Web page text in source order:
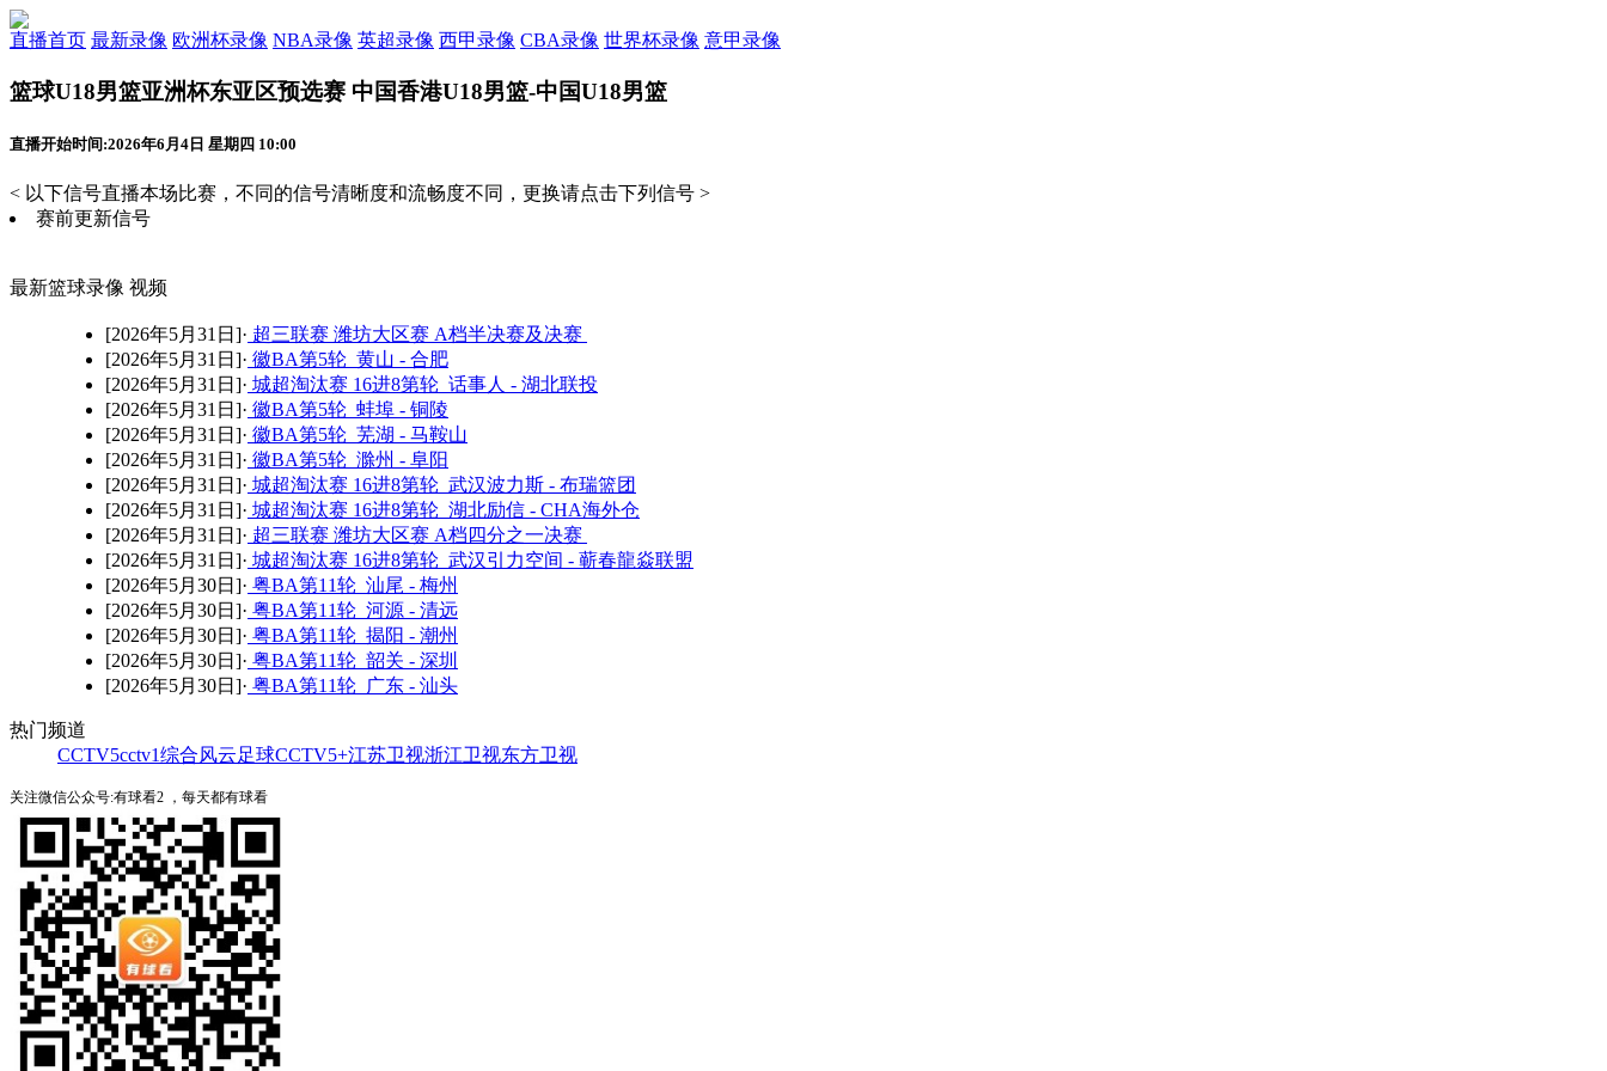
直播首页 最新录像 欧洲杯录像 NBA录像 英超录像 西甲录像 CBA录像 世界杯录像 意甲录像
篮球U18男篮亚洲杯东亚区预选赛 中国香港U18男篮-中国U18男篮
直播开始时间:2026年6月4日 星期四 10:00
< 以下信号直播本场比赛，不同的信号清晰度和流畅度不同，更换请点击下列信号 >
赛前更新信号
最新篮球录像 视频
[2026年5月31日]· 超三联赛 潍坊大区赛 A档半决赛及决赛
[2026年5月31日]· 徽BA第5轮 黄山 - 合肥
[2026年5月31日]· 城超淘汰赛 16进8第轮 话事人 - 湖北联投
[2026年5月31日]· 徽BA第5轮 蚌埠 - 铜陵
[2026年5月31日]· 徽BA第5轮 芜湖 - 马鞍山
[2026年5月31日]· 徽BA第5轮 滁州 - 阜阳
[2026年5月31日]· 城超淘汰赛 16进8第轮 武汉波力斯 - 布瑞篮团
[2026年5月31日]· 城超淘汰赛 16进8第轮 湖北励信 - CHA海外仓
[2026年5月31日]· 超三联赛 潍坊大区赛 A档四分之一决赛
[2026年5月31日]· 城超淘汰赛 16进8第轮 武汉引力空间 - 蕲春龍焱联盟
[2026年5月30日]· 粤BA第11轮 汕尾 - 梅州
[2026年5月30日]· 粤BA第11轮 河源 - 清远
[2026年5月30日]· 粤BA第11轮 揭阳 - 潮州
[2026年5月30日]· 粤BA第11轮 韶关 - 深圳
[2026年5月30日]· 粤BA第11轮 广东 - 汕头
热门频道
CCTV5cctv1综合风云足球CCTV5+江苏卫视浙江卫视东方卫视
关注微信公众号:有球看2 ，每天都有球看